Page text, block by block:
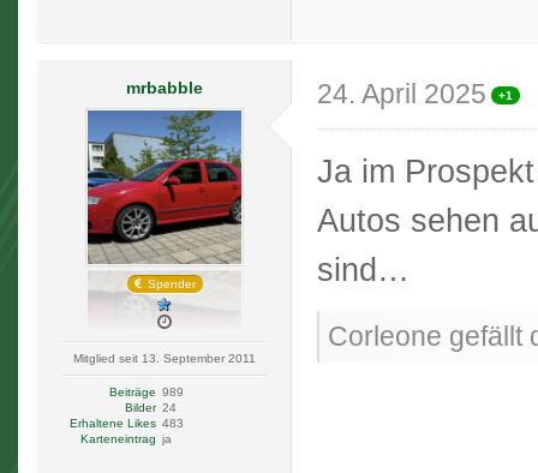
mrbabble
Spender
Mitglied seit 13. September 2011
Beiträge 989
Bilder 24
Erhaltene Likes 483
Karteneintrag ja
24. April 2025 +1
Ja im
Autos sehen
sind…
Corleone gefällt